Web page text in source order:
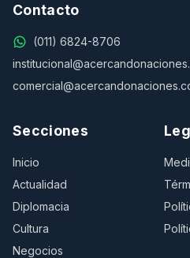
Contacto
(011) 6824-8706
Secciones
Inicio
Actualidad
Diplomacia
Cultura
Negocios